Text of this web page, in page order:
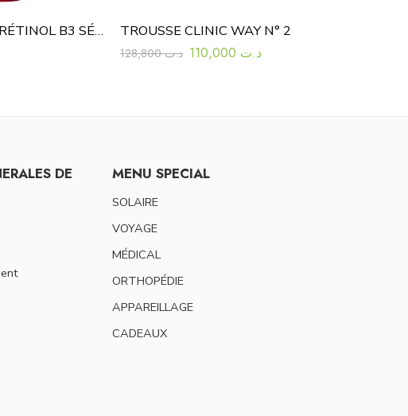
LA ROCHE-POSAY RÉTINOL B3 SÉRUM 30 ML
TROUSSE CLINIC WAY N° 2
د.ت128,800 د.ت
DE
MENU SPECIAL
SOLAIRE
VOYAGE
MÉDICAL
ORTHOPÉDIE
APPAREILLAGE
CADEAUX